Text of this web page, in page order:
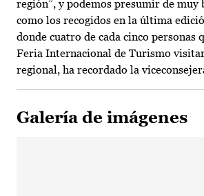
región”, y podemos presumir de muy
como los recogidos en la última
donde cuatro de cada cinco personas
Feria Internacional de Turismo
regional, ha recordado la
Galería de imágenes